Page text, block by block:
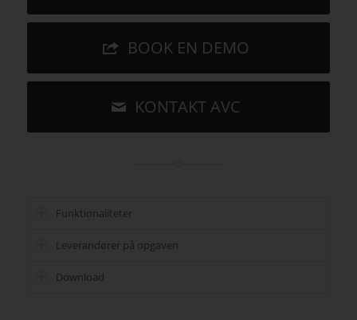
BOOK EN DEMO
KONTAKT AVC
Funktionaliteter
Leverandører på opgaven
Download